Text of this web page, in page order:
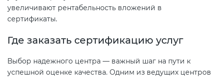
увеличивают рентабельность вложений в
сертификаты.
Где заказать сертификацию услуг
Выбор надежного центра — важный шаг на пути к
успешной оценке качества. Одним из ведущих центров